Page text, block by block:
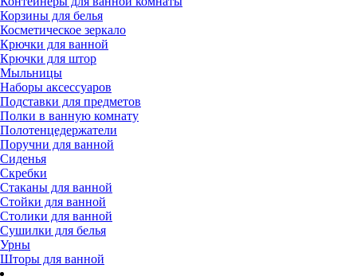
Корзины для белья
Косметическое зеркало
Крючки для ванной
Крючки для штор
Мыльницы
Наборы аксессуаров
Подставки для предметов
Полки в ванную комнату
Полотенцедержатели
Поручни для ванной
Сиденья
Скребки
Стаканы для ванной
Стойки для ванной
Столики для ванной
Сушилки для белья
Урны
Шторы для ванной